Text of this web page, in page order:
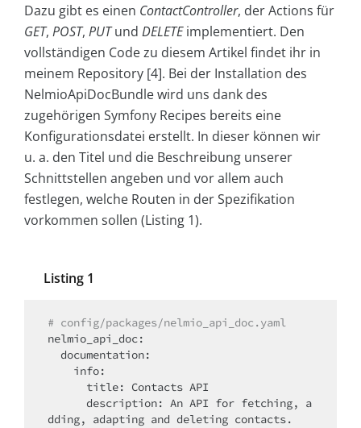
Dazu gibt es einen ContactController, der Actions für
GET, POST, PUTund DELETEimplementiert. Den
vollständigen Code zu diesem Artikel findet ihr in
meinem Repository [4]. Bei der Installation des
NelmioApiDocBundle wird uns dank des
zugehörigen Symfony Recipes bereits eine
Konfigurationsdatei erstellt. In dieser können wir
u. a. den Titel und die Beschreibung unserer
Schnittstellen angeben und vor allem auch
festlegen, welche Routen in der Spezifikation
vorkommen sollen (Listing 1).
Listing 1
# config/packages/nelmio_api_doc.yaml
nelmio_api_doc:
dding, adapting and deleting contacts.